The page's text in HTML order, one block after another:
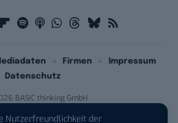
Nutzerfreundlichkeit der
BASIC thinking GmbH
Firmen
Impressum
Datenschutz